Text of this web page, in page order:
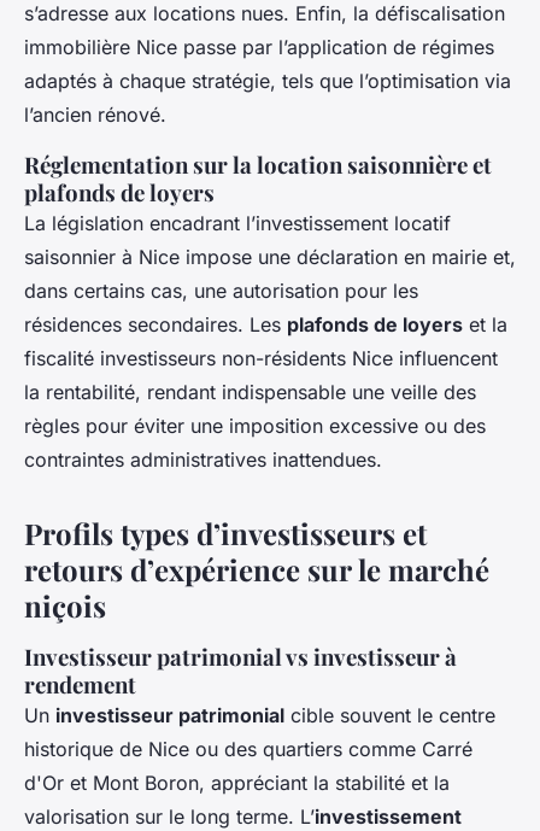
s’adresse aux locations nues. Enfin, la défiscalisation
immobilière Nice passe par l’application de régimes
adaptés à chaque stratégie, tels que l’optimisation via
l’ancien rénové.
Réglementation sur la location saisonnière et
plafonds de loyers
La législation encadrant l’investissement locatif
saisonnier à Nice impose une déclaration en mairie et,
dans certains cas, une autorisation pour les
résidences secondaires. Les plafonds de loyers et la
fiscalité investisseurs non-résidents Nice influencent
la rentabilité, rendant indispensable une veille des
règles pour éviter une imposition excessive ou des
contraintes administratives inattendues.
Profils types d’investisseurs et
retours d’expérience sur le marché
niçois
Investisseur patrimonial vs investisseur à
rendement
Un investisseur patrimonial cible souvent le centre
historique de Nice ou des quartiers comme Carré
d'Or et Mont Boron, appréciant la stabilité et la
valorisation sur le long terme. L’investissement